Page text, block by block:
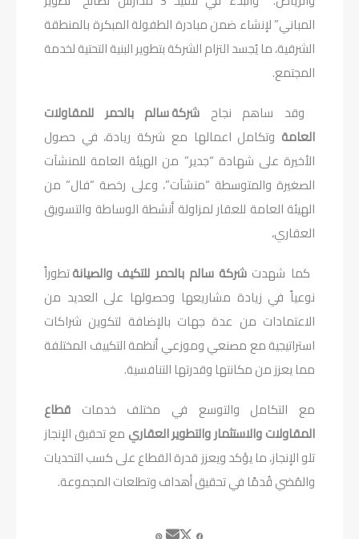
المباني” لإنشاء ضمن مبادرة الطفولة المبكرة بالمنطقة
الشرقية، ما يُجسد التزام الشركة بتطوير البنية التحتية لخدمة
المجتمع.
وقد ساهم نجاح شركة سالم بالحمر للمقاولات
العامة وتكامل اعمالها مع شركة ريادة، في حصول
الأخيرة على شهادة “جدير” من الهيئة العامة للمنشآت
الصغيرة والمتوسطة “منشآت”، وعلى رخصة “فال“ من
الهيئة العامة للعقار لمزاولة أنشطة الوساطة والتسويق
العقاري،
كما شهدت شركة سالم بالحمر للتكيف والصيانةتطوراً
نوعياً في زيادة مشاريعها وحصولها على العديد من
الاعتمادات من عدة جهات بالإضافة لتكوين شراكات
استراتيجية مع مصنعي وموزعي أنظمة التكييف المختلفة
مما يعزز من مكانتها وقدرتها التنافسية.
مع التكامل والتوسع في مختلف خدمات قطاع
المقاولات والاستثمار والتطوير العقاري مع تحقيق الإنجاز
تلو الإنجاز، ما يؤكد ويعزز قدرة القطاع على كسب التحديات
والمُضي قُدمًا في تحقيق أهداف وتطلعات المجموعة.